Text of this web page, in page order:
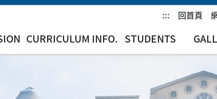
::: 回首頁
CURRICULUM INFO. STUDENTS